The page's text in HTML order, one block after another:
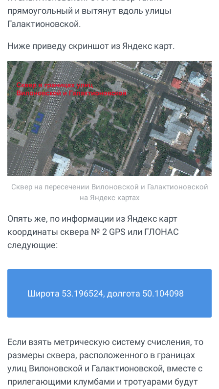
прямоугольный и вытянут вдоль улицы
Галактионовской.
Ниже приведу скриншот из Яндекс карт.
Сквер на пересечении Вилоновской и Галактионовской
на Яндекс картах
Опять же, по информации из Яндекс карт
координаты сквера № 2 GPS или ГЛОНАС
следующие:
Широта 53.196524, долгота 50.104098
Если взять метрическую систему счисления, то
размеры сквера, расположенного в границах
улиц Вилоновской и Галактионовской, вместе с
прилегающими клумбами и тротуарами будут